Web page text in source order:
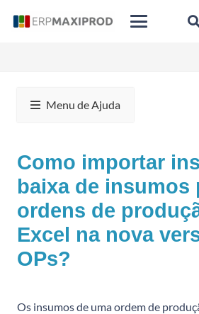
Menu de Ajuda
Como importar
baixa de insumos
ordens de
Excel na nova
OPs?
Os insumos de uma ordem de